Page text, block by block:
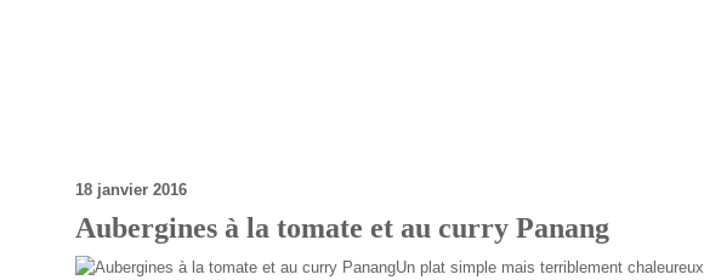
18 janvier 2016
Aubergines à la tomate et au curry Panang
Un plat simple mais terriblement